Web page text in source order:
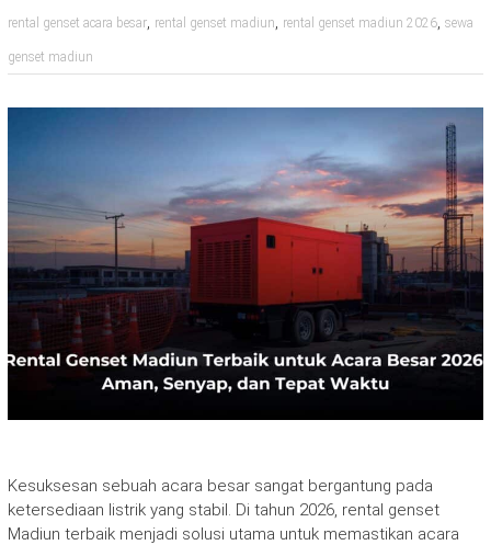
rental genset acara besar, rental genset madiun, rental genset madiun 2026, sewa
genset madiun
Kesuksesan sebuah acara besar sangat bergantung pada
ketersediaan listrik yang stabil. Di tahun 2026, rental genset
Madiun terbaik menjadi solusi utama untuk memastikan acara